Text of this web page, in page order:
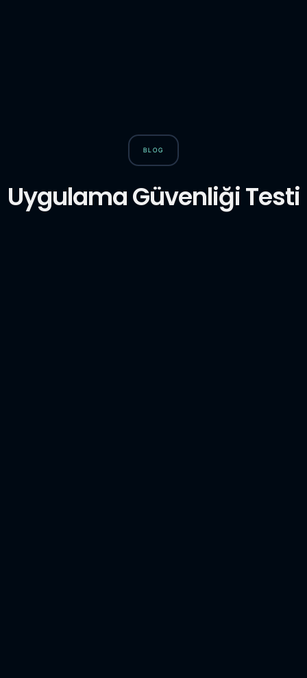
BLOG
Uygulama Güvenliği Testi